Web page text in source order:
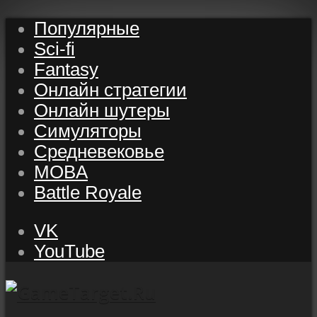
Популярные
Sci-fi
Fantasy
Онлайн стратегии
Онлайн шутеры
Симуляторы
Средневековье
MOBA
Battle Royale
VK
YouTube